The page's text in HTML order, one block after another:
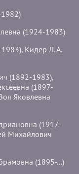
(1924-1983)
Кидер Л. А.
(1892-1983),
(1897-
Яковлевна
(1917-
Михайлович
(1895-...)